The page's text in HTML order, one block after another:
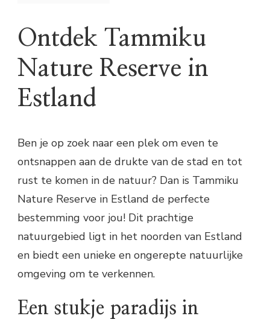
Ontdek Tammiku
Nature Reserve in
Estland
Ben je op zoek naar een plek om even te
ontsnappen aan de drukte van de stad en tot
rust te komen in de natuur? Dan is Tammiku
Nature Reserve in Estland de perfecte
bestemming voor jou! Dit prachtige
natuurgebied ligt in het noorden van Estland
en biedt een unieke en ongerepte natuurlijke
omgeving om te verkennen.
Een stukje paradijs in